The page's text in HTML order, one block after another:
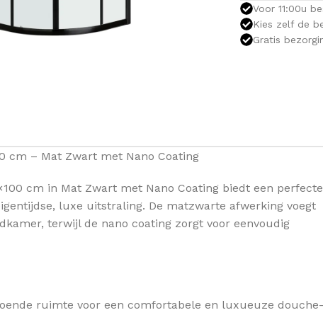
Voor 11:00u
Kies zelf de
Gratis
cm – Mat Zwart met Nano Coating
cm in Mat Zwart met Nano Coating biedt een perfecte
luxe uitstraling. De matzwarte afwerking voegt
terwijl de nano coating zorgt voor eenvoudig
ruimte voor een comfortabele en luxueuze douche-